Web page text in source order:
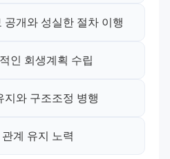
공개와 성실한 절차 이행
인 회생계획 수립
지와 구조조정 병행
계 유지 노력